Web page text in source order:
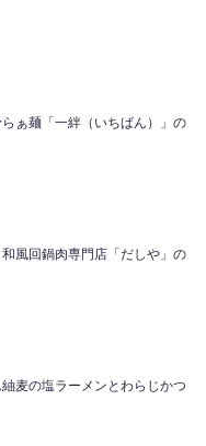
らぁ麺「一絆（いちばん）」の
和風回鍋肉専門店「だしや」の
紬麦の塩ラーメンとわらじかつ